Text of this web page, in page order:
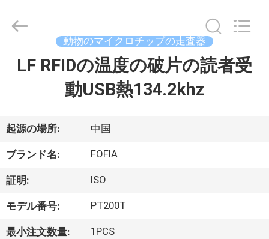
ロ
ダ
ク
ト
supplier.
Rights
Reserved.
動物のマイクロチップの走査器
LF RFIDの温度の破片の読者受
動USB熱134.2khz
起源の場所: 中国
ブランド名: FOFIA
証明: ISO
モデル番号: PT200T
最小注文数量: 1PCS